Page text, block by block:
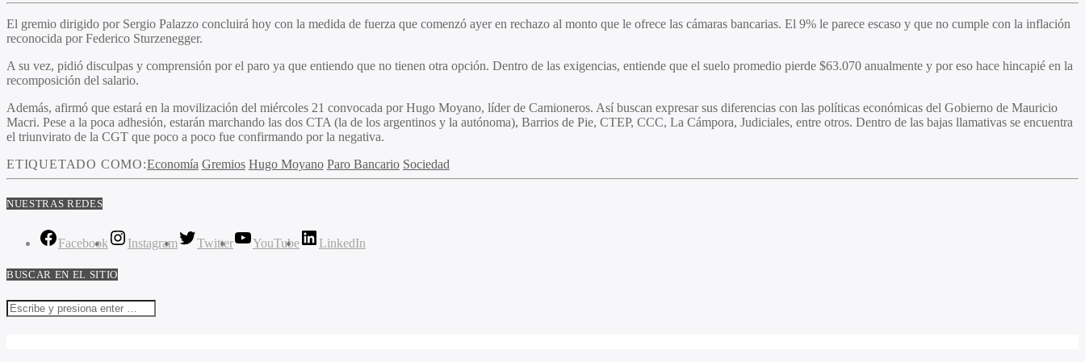
El gremio dirigido por Sergio Palazzo concluirá hoy con la medida de fuerza que comenzó ayer en rechazo al monto que le ofrece las cámaras bancarias. El 9% le parece escaso y que no cumple con la inflación
reconocida por Federico Sturzenegger.
A su vez, pidió disculpas y comprensión por el paro ya que entiendo que no tienen otra opción. Dentro de las exigencias, entiende que el suelo promedio pierde $63.070 anualmente y por eso hace hincapié en la
recomposición del salario.
Además, afirmó que estará en la movilización del miércoles 21 convocada por Hugo Moyano, líder de Camioneros. Así buscan expresar sus diferencias con las políticas económicas del Gobierno de Mauricio
Macri. Pese a la poca adhesión, estarán marchando las dos CTA (la de los argentinos y la autónoma), Barrios de Pie, CTEP, CCC, La Cámpora, Judiciales, entre otros. Dentro de las bajas llamativas se encuentra
el triunvirato de la CGT que poco a poco fue confirmando por la negativa.
ETIQUETADO COMO:Economía Gremios Hugo Moyano Paro Bancario Sociedad
NUESTRAS REDES
Facebook Instagram Twitter YouTube LinkedIn
BUSCAR EN EL SITIO